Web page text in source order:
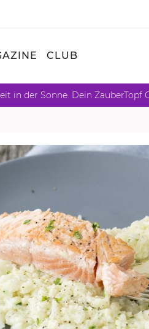
CLUB
in der Sonne. Dein ZauberTopf